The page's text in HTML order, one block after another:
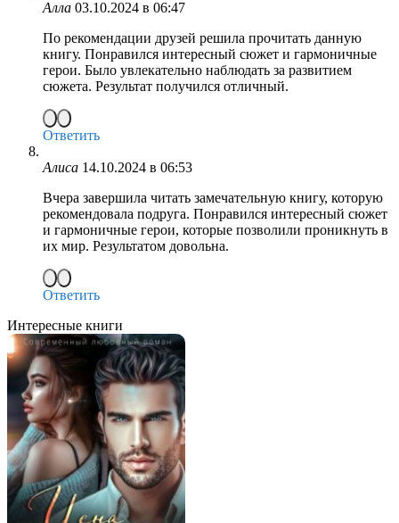
Алла 03.10.2024 в 06:47
По рекомендации друзей решила прочитать данную
книгу. Понравился интересный сюжет и гармоничные
герои. Было увлекательно наблюдать за развитием
сюжета. Результат получился отличный.
Ответить
Алиса 14.10.2024 в 06:53
Вчера завершила читать замечательную книгу, которую
рекомендовала подруга. Понравился интересный сюжет
и гармоничные герои, которые позволили проникнуть в
их мир. Результатом довольна.
Ответить
Интересные книги